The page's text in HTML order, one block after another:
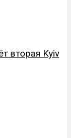
вторая Kyiv